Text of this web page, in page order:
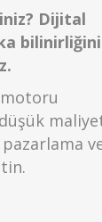
Dijital
bilinirliğini